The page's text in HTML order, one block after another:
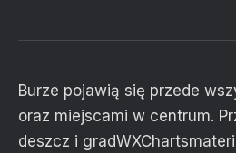
Burze pojawią się przede
oraz miejscami w centrum.
deszcz i gradWXCharts